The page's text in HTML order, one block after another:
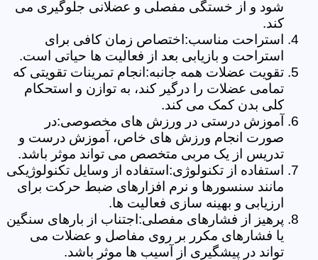
شود و از خستگی مفصلی و عضلانی جلوگیری می
کند.
استراحت مناسب:اختصاص زمان کافی برای
استراحت و بازیابی بعد از فعالیت ها حیاتی است.
تقویت عضلات همه جانبه:انجام تمرینات تقویتی که
تمامی عضلات را درگیر کند، به توازن و استحکام
کلی بدن کمک می کند.
آموزش درستی در ورزش های مخصوصی:در
صورت انجام ورزش های خاص، آموزش درست و
تدریس از یک مربی متخصص می تواند موثر باشد.
استفاده از تکنولوژی:استفاده از وسایل تکنولوژیکی
مانند سنسورها و نرم افزارهای ضبط حرکت برای
ارزیابی و بهینه سازی فعالیت ها.
پرهیز از فشارهای مفصلی:اجتناب از بارهای سنگین
یا فشارهای مکرر بر روی مفاصل و عضلات می
تواند در پیشگیری از آسیب ها موثر باشد.